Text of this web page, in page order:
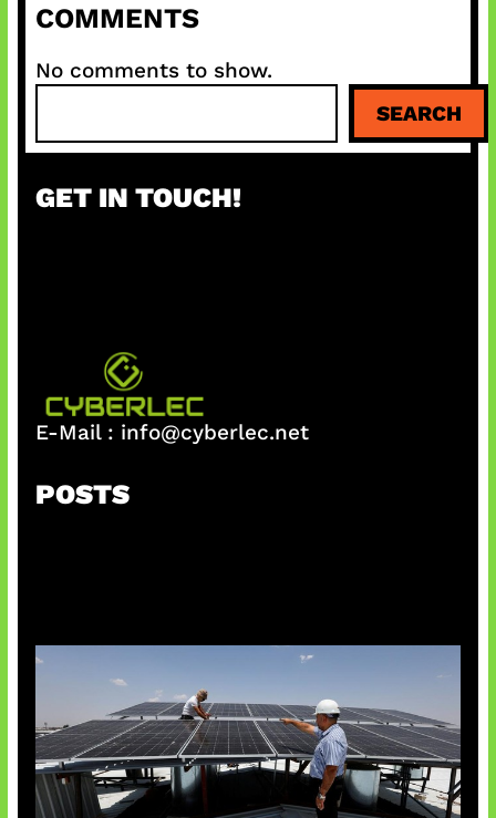
COMMENTS
No comments to show.
a
c
SEARCH
GET IN TOUCH!
E-Mail : info@cyberlec.net
POSTS